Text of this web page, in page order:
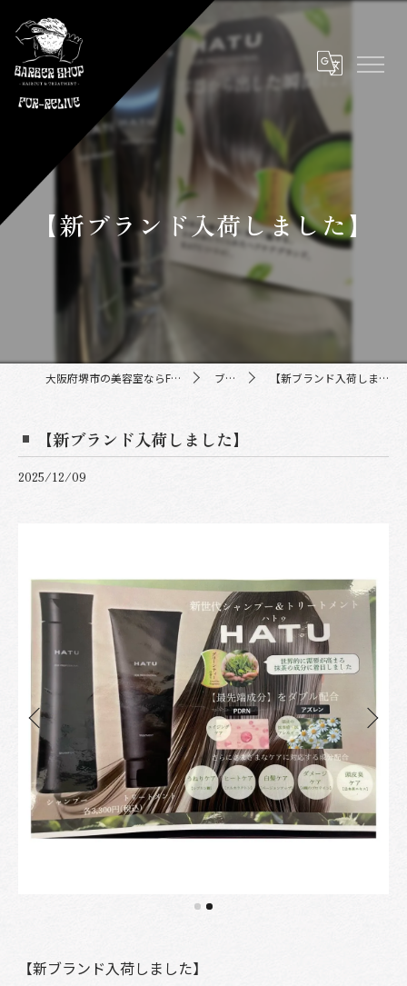
【新ブランド入荷しました】
大阪府堺市の美容室ならFor-Relive ブログ 【新ブランド入荷しました】
【新ブランド入荷しました】
2025/12/09
【新ブランド入荷しました】